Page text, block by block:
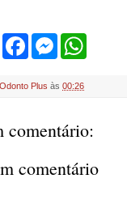
w
t
b
k
M
e
e
p
Odonto Plus às 00:26
comentário:
comentário